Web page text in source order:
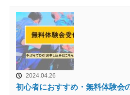
2024.04.26
初心者におすすめ・無料体験会